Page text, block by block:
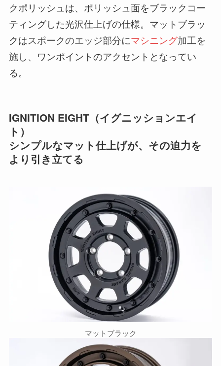
クポリッシュは、ポリッシュ面をブラックコー
ティングした光沢仕上げの仕様。マットブラッ
クはスポークのエッジ部分にマシニング加工を
施し、ワンポイントのアクセントとなってい
る。
IGNITION EIGHT（イグニッションエイ
ト）
シンプルなマット仕上げが、その迫力を
より引き立てる
マットブラック